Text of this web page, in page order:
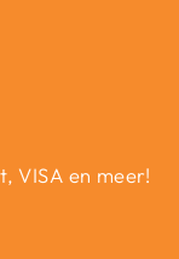
VISA en meer!